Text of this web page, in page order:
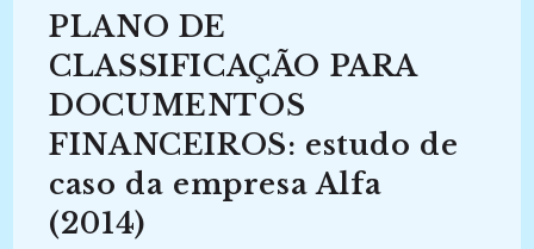
DOCUMENTOS
DIGITAIS
(2024-
Atual)
PLANO DE
CLASSIFICAÇÃO PARA
DOCUMENTOS
FINANCEIROS: estudo de
caso da empresa Alfa
(2014)